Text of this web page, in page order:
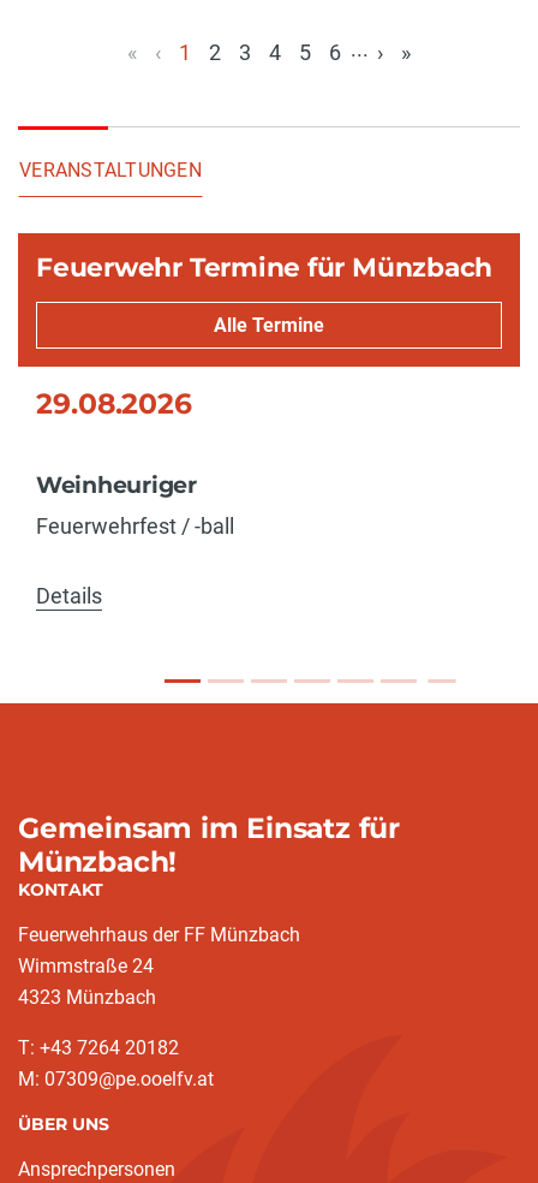
« ‹
1
2 3 4 5 6 ... › »
VERANSTALTUNGEN
Feuerwehr Termine für Münzbach
Alle Termine
29.08.2026
Weinheuriger
Feuerwehrfest / -ball
Details
Gemeinsam im Einsatz für
Münzbach!
KONTAKT
Feuerwehrhaus der FF Münzbach
Wimmstraße 24
4323 Münzbach
T: +43 7264 20182
M: 07309@pe.ooelfv.at
ÜBER UNS
Ansprechpersonen